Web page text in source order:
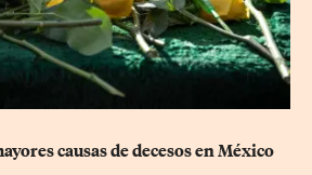
causas de decesos en México